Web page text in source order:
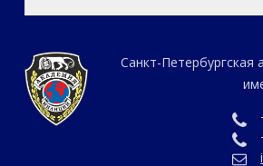
Санкт-Петербургская